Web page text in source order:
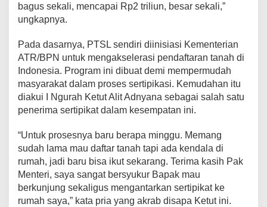
bagus sekali, mencapai Rp2 triliun, besar sekali,”
ungkapnya.
Pada dasarnya, PTSL sendiri diinisiasi Kementerian
ATR/BPN untuk mengakselerasi pendaftaran tanah di
Indonesia. Program ini dibuat demi mempermudah
masyarakat dalam proses sertipikasi. Kemudahan itu
diakui I Ngurah Ketut Alit Adnyana sebagai salah satu
penerima sertipikat dalam kesempatan ini.
“Untuk prosesnya baru berapa minggu. Memang
sudah lama mau daftar tanah tapi ada kendala di
rumah, jadi baru bisa ikut sekarang. Terima kasih Pak
Menteri, saya sangat bersyukur Bapak mau
berkunjung sekaligus mengantarkan sertipikat ke
rumah saya,” kata pria yang akrab disapa Ketut ini.